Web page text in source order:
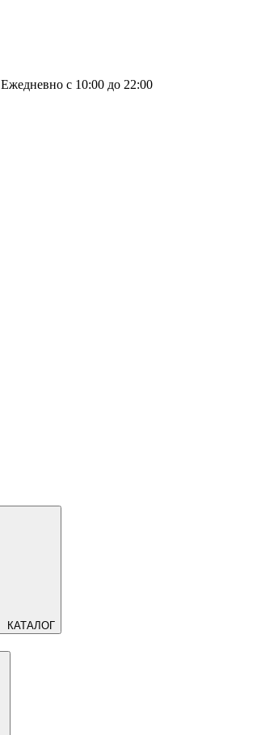
Ежедневно с 10:00 до 22:00
КАТАЛОГ